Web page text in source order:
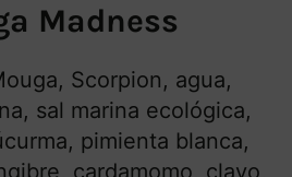
Madness
Scorpion, agua,
sal marina ecológica,
pimienta blanca,